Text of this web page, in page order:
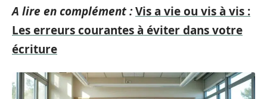
A lire en complément :Vis a vie ou vis à vis :
Les erreurs courantes à éviter dans votre
écriture